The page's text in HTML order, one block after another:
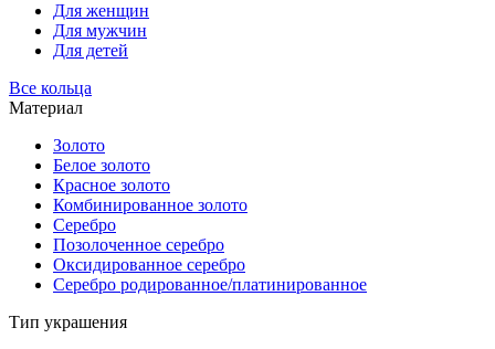
Для женщин
Для мужчин
Для детей
Все кольца
Материал
Золото
Белое золото
Красное золото
Комбинированное золото
Серебро
Позолоченное серебро
Оксидированное серебро
Серебро родированное/платинированное
Тип украшения